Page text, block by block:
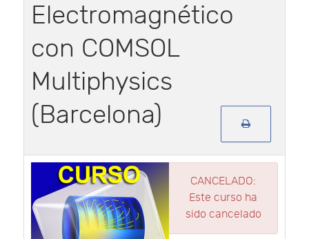
Electromagnético
con COMSOL
Multiphysics
(Barcelona)
CANCELADO:
Este curso ha
sido cancelado